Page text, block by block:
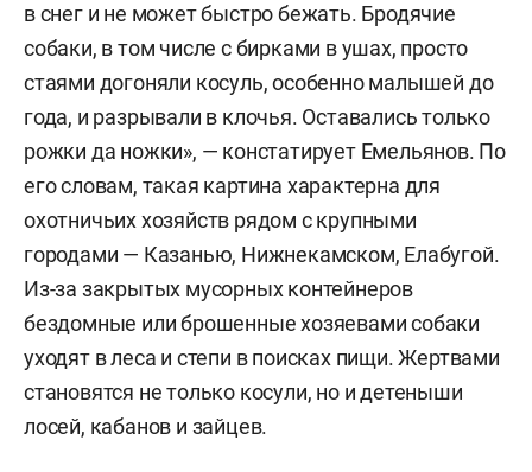
в снег и не может быстро бежать. Бродячие
собаки, в том числе с бирками в ушах, просто
стаями догоняли косуль,особенно малышей до
года, и разрывали в клочья. Оставались только
рожки да ножки», — констатирует Емельянов. По
его словам, такая картина характерна для
охотничьих хозяйств рядом с крупными
городами — Казанью, Нижнекамском, Елабугой.
Из-за закрытых мусорных контейнеров
бездомные или брошенные хозяевами собаки
уходят в леса и степи в поисках пищи. Жертвами
становятся не только косули, но и детеныши
лосей, кабанов и зайцев.